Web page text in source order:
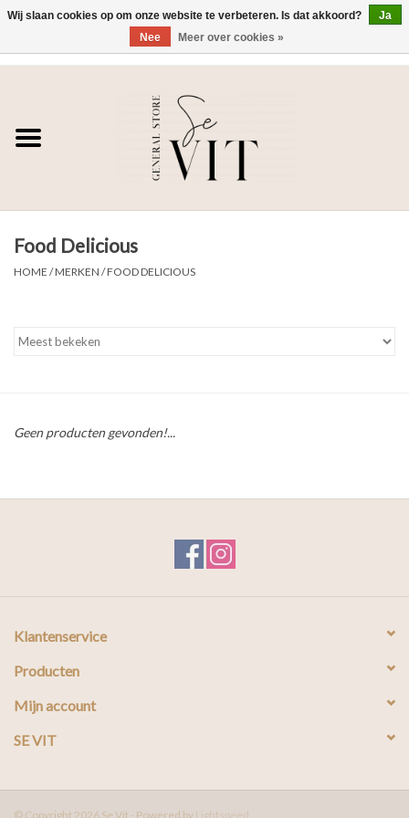
SE VIT
HEREN
SALE DAMES
Food Delicious
HOME /MERKEN /FOOD DELICIOUS
Geen producten gevonden!...
Klantenservice
Producten
Mijn account
SE VIT
© Copyright 2026 Se Vit - Powered by Lightspeed
Wij slaan cookies op om onze website te verbeteren. Is dat akkoord?
Ja
Nee
Meer over cookies »